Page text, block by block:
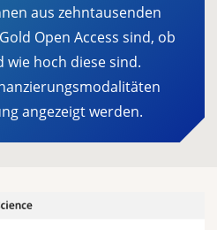
aus zehntausenden
Open Access sind, ob
wie hoch diese sind.
angezeigt werden.